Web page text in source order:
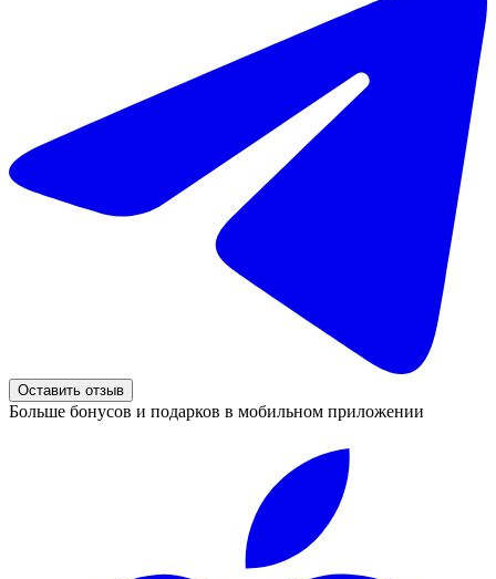
Оставить отзыв
Больше бонусов и подарков в мобильном приложении